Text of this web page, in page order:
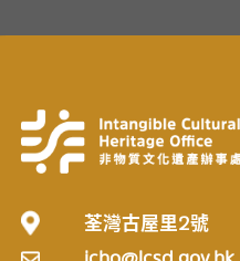
荃灣古屋里2號